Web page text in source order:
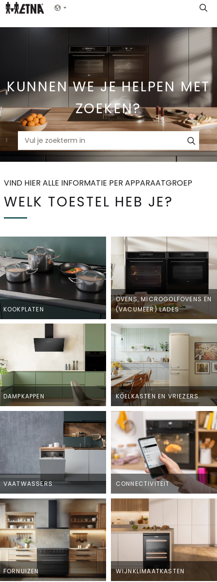
Skip
Show menu
KUNNEN WE JE HELPEN MET
ZOEKEN?
VIND HIER ALLE INFORMATIE PER APPARAATGROEP
WELK TOESTEL HEB JE?
KOOKPLATEN
OVENS, MICROGOLFOVENS EN
(VACUMEER) LADES
DAMPKAPPEN KOELKASTEN EN VRIEZERS
VAATWASSERS CONNECTIVITEIT
FORNUIZEN WIJNKLIMAATKASTEN